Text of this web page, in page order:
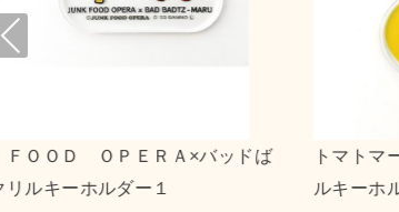
０３１３×リトルツインスターズ キャンバ
ストート
Pre